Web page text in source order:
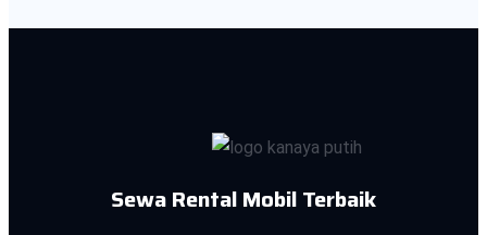
Sewa Rental Mobil Terbaik